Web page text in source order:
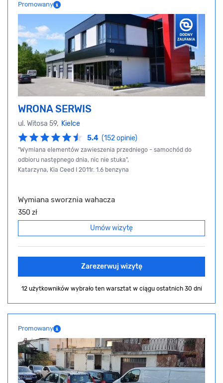
Promowany
WRONA SERWIS
ul. Witosa 59, Kielce
5.4 (152 opinie)
"Wymiana elementów zawieszenia przedniego - samochód do
odbioru następnego dnia, nic nie stuka",
Katarzyna, Kia Ceed I 2011r. 1.6 benzyna
Wymiana sworznia wahacza
350 zł
Umów wizytę
Zarezerwuj wizytę
12 użytkowników wybrało ten warsztat w ciągu ostatnich 30 dni
Promowany